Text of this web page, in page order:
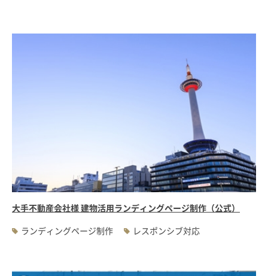
大手不動産会社様 建物活用ランディングページ制作（公式）
ランディングページ制作
レスポンシブ対応